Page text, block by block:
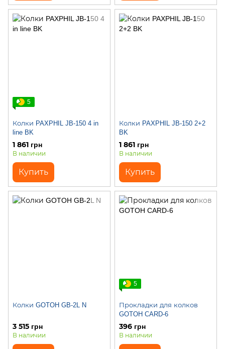
5
Колки PAXPHIL JB-150 4 in
line BK
1 861 грн
В наличии
Купить
Колки PAXPHIL JB-150 2+2
BK
1 861 грн
В наличии
Купить
Колки GOTOH GB-2L N
3 515 грн
В наличии
5
Прокладки для колков
GOTOH CARD-6
396 грн
В наличии